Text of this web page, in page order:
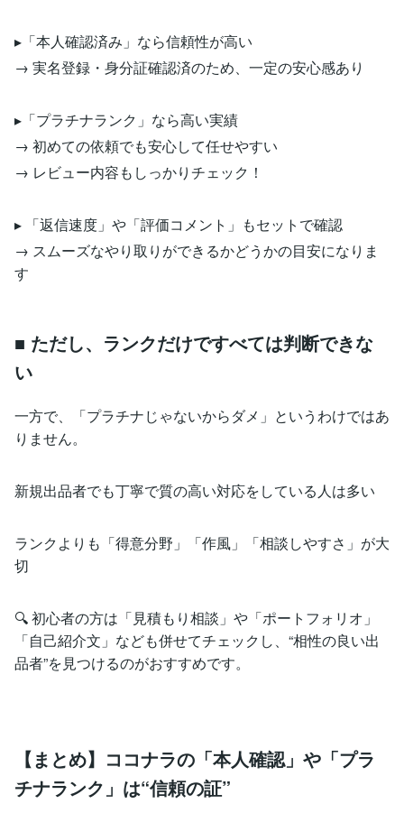
▸「本人確認済み」なら信頼性が高い
→ 実名登録・身分証確認済のため、一定の安心感あり
▸「プラチナランク」なら高い実績
→ 初めての依頼でも安心して任せやすい
→ レビュー内容もしっかりチェック！
▸ 「返信速度」や「評価コメント」もセットで確認
→ スムーズなやり取りができるかどうかの目安になりま
す
■ ただし、ランクだけですべては判断できな
い
一方で、「プラチナじゃないからダメ」というわけではあ
りません。
新規出品者でも丁寧で質の高い対応をしている人は多い
ランクよりも「得意分野」「作風」「相談しやすさ」が大
切
🔍 初心者の方は「見積もり相談」や「ポートフォリオ」
「自己紹介文」なども併せてチェックし、“相性の良い出
品者”を見つけるのがおすすめです。
【まとめ】ココナラの「本人確認」や「プラ
チナランク」は“信頼の証”